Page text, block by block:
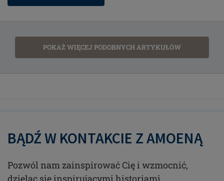
POKAŻ WIĘCEJ PODOBNYCH ARTYKUŁÓW
BĄDŹ W KONTAKCIE Z AMOENĄ
Pozwól nam zainspirować Cię i wzmocnić,
dzieląc się inspirującymi historiami,